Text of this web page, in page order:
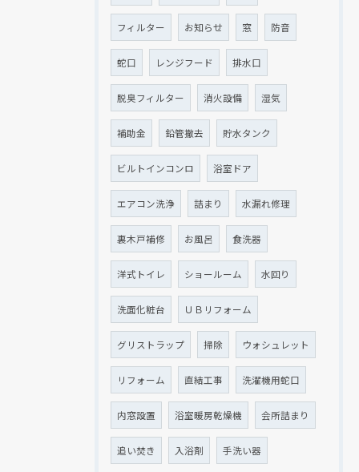
フィルター お知らせ 窓 防音
蛇口 レンジフード 排水口
脱臭フィルター 消火設備 湿気
補助金 鉛管撤去 貯水タンク
ビルトインコンロ 浴室ドア
エアコン洗浄 詰まり 水漏れ修理
裏木戸補修 お風呂 食洗器
洋式トイレ ショールーム 水回り
洗面化粧台 ＵＢリフォーム
グリストラップ 掃除 ウォシュレット
リフォーム 直結工事 洗濯機用蛇口
内窓設置 浴室暖房乾燥機 会所詰まり
追い焚き 入浴剤 手洗い器
現在、新聞に入っている折込チラシです。
クリックでチラシのページにジャンプします
現在、新聞に入っている折込チラシです。
クリックでチラシのページにジャンプします